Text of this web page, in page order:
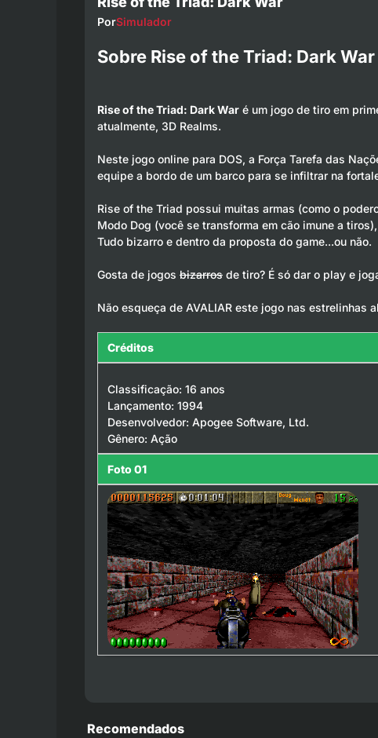
PorSimulador
Sobre Rise of the Triad: Dark War
Rise of the Triad: Dark War é um jogo de tiro em
atualmente, 3D Realms.
Neste jogo online para DOS, a Força Tarefa das
equipe a bordo de um barco para se infiltrar na
Rise of the Triad possui muitas armas (como o
Modo Dog (você se transforma em cão imune a
Tudo bizarro e dentro da proposta do game...ou não.
Gosta de jogos bizarros de tiro? É só dar o play e
Não esqueça de AVALIAR este jogo nas estrelinhas
Créditos
Classificação: 16 anos
Lançamento: 1994
Desenvolvedor: Apogee Software, Ltd.
Gênero: Ação
Foto 01
Recomendados